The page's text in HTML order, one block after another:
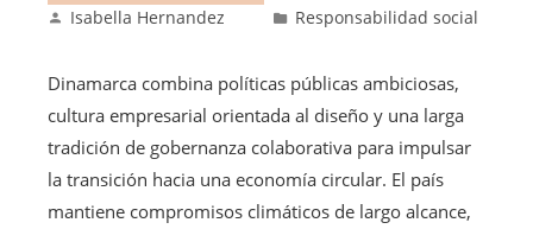
Isabella Hernandez Responsabilidad social
Dinamarca combina políticas públicas ambiciosas,
cultura empresarial orientada al diseño y una larga
tradición de gobernanza colaborativa para impulsar
la transición hacia una economía circular. El país
mantiene compromisos climáticos de largo alcance,